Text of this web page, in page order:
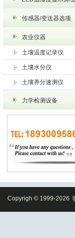
传感器/变送器选项
农业仪器
土壤温度记录仪
土壤水分仪
土壤养分速测仪
力学检测设备
Copyrigh © 1999-2026